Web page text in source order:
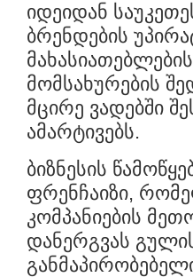
იდეიდან
ბრენდების
მომსახურების
მცირე ვადებში
ამარტივებს.
ბიზნესის
ფრენჩაიზი,
კომპანიების
დანერგვას